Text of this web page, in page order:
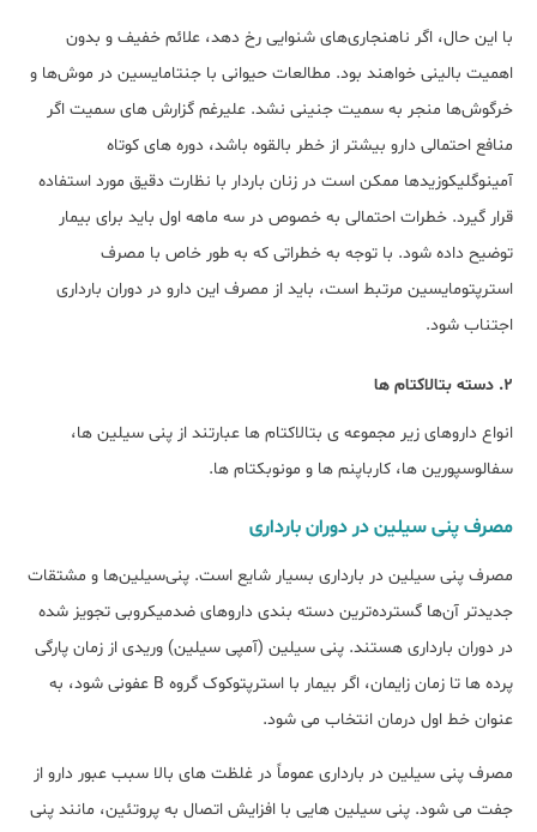
با این حال، اگر ناهنجاری‌های شنوایی رخ دهد، علائم خفیف و بدون
اهمیت بالینی خواهند بود. مطالعات حیوانی با جنتامایسین در موش‌ها و
خرگوش‌ها منجر به سمیت جنینی نشد. علیرغم گزارش های سمیت اگر
منافع احتمالی دارو بیشتر از خطر بالقوه باشد، دوره های کوتاه
آمینوگلیکوزیدها ممکن است در زنان باردار با نظارت دقیق مورد استفاده
قرار گیرد. خطرات احتمالی به خصوص در سه ماهه اول باید برای بیمار
توضیح داده شود. با توجه به خطراتی که به طور خاص با مصرف
استرپتومایسین مرتبط است، باید از مصرف این دارو در دوران بارداری
اجتناب شود.
2. دسته بتالاکتام ها
انواع داروهای زیر مجموعه ی بتالاکتام ها عبارتند از پنی سیلین ها،
سفالوسپورین ها، کارباپنم ها و مونوبکتام ها.
مصرف پنی سیلین در دوران بارداری
مصرف پنی سیلین در بارداری بسیار شایع است. پنی‌سیلین‌ها و مشتقات
جدیدتر آن‌ها گسترده‌ترین دسته بندی داروهای ضدمیکروبی تجویز شده
در دوران بارداری هستند. پنی سیلین (آمپی سیلین) وریدی از زمان پارگی
پرده ها تا زمان زایمان، اگر بیمار با استرپتوکوک گروه B عفونی شود، به
عنوان خط اول درمان انتخاب می شود.
مصرف پنی سیلین در بارداری عموماً در غلظت های بالا سبب عبور دارو از
جفت می شود. پنی سیلین هایی با افزایش اتصال به پروتئین، مانند پنی